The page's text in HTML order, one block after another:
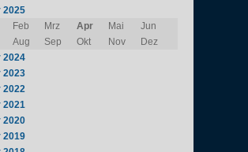
2025
Feb Mrz Apr Mai
Jun
Aug Sep Okt Nov
Dez
2024
2023
2022
2021
2020
2019